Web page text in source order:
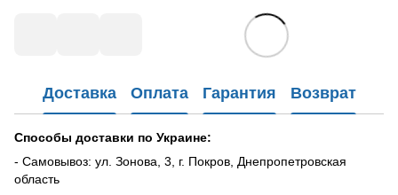
Доставка Оплата Гарантия Возврат
Способы доставки по Украине:
- Самовывоз: ул. Зонова, 3, г. Покров, Днепропетровская
область